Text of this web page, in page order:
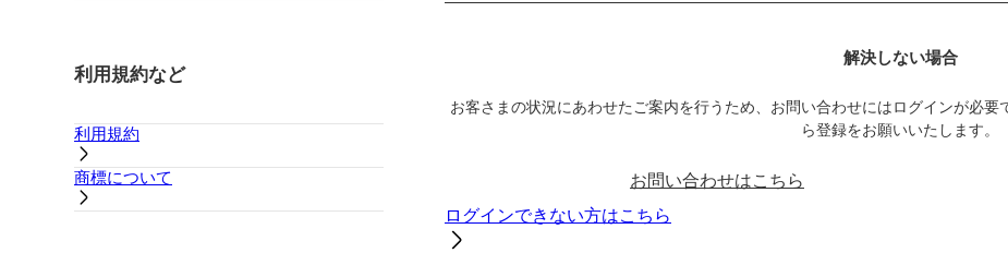
利用規約など
利用規約
商標について
解決しない場合
お客さまの状況にあわせたご案内を行うため、お問い合わせにはログインが必
ら登録をお願いいたします。
お問い合わせはこちら
ログインできない方はこちら